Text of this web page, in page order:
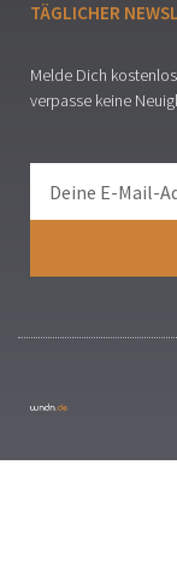
TÄGLICHER
Melde Dich
verpasse keine